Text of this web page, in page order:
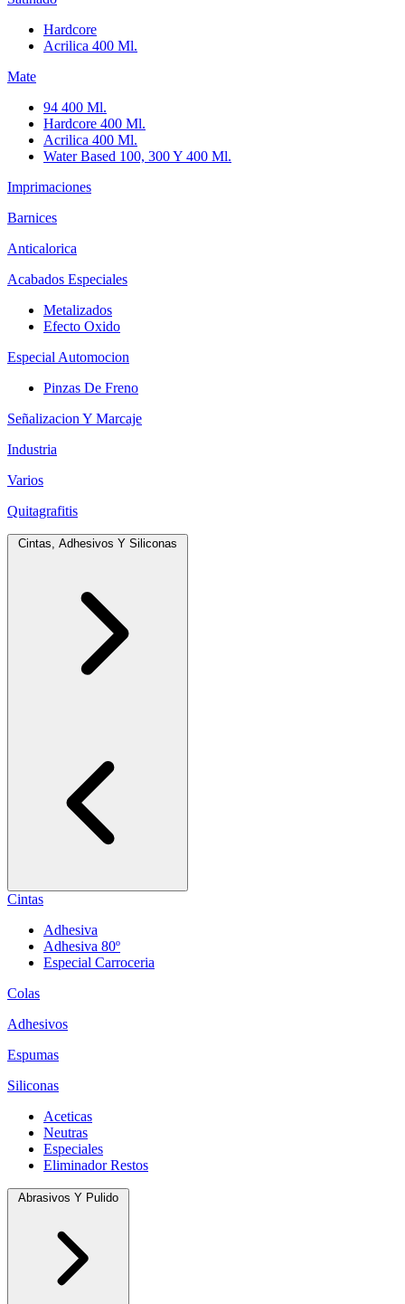
Hardcore
Acrilica 400 Ml.
Mate
94 400 Ml.
Hardcore 400 Ml.
Acrilica 400 Ml.
Water Based 100, 300 Y 400 Ml.
Imprimaciones
Barnices
Anticalorica
Acabados Especiales
Metalizados
Efecto Oxido
Especial Automocion
Pinzas De Freno
Señalizacion Y Marcaje
Industria
Varios
Quitagrafitis
Cintas, Adhesivos Y Siliconas
Cintas
Adhesiva
Adhesiva 80º
Especial Carroceria
Colas
Adhesivos
Espumas
Siliconas
Aceticas
Neutras
Especiales
Eliminador Restos
Abrasivos Y Pulido